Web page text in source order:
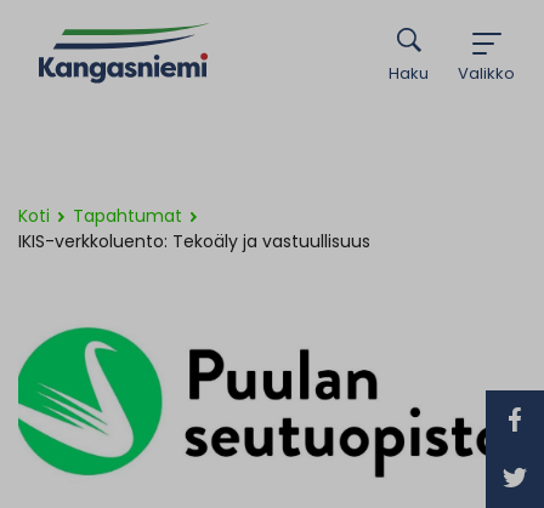
Valikko
Haku
Koti
Tapahtumat
IKIS-verkkoluento: Tekoäly ja vastuullisuus